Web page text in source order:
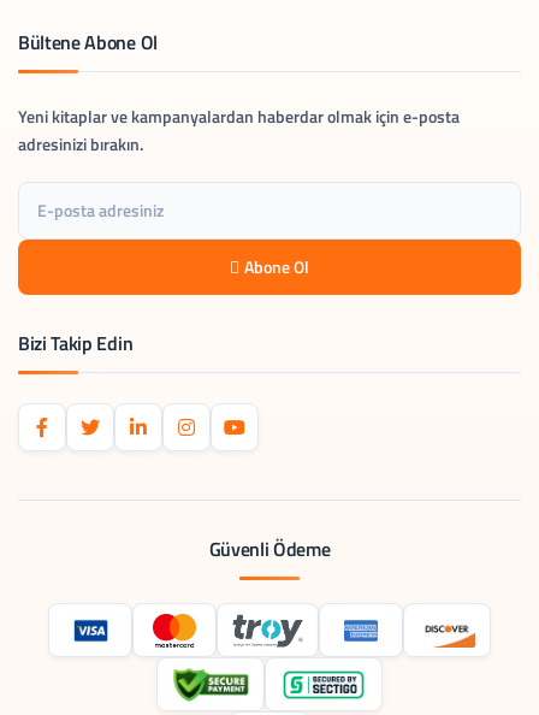
Bültene Abone Ol
Yeni kitaplar ve kampanyalardan haberdar olmak için e-posta
adresinizi bırakın.
Abone Ol
Bizi Takip Edin
Güvenli Ödeme